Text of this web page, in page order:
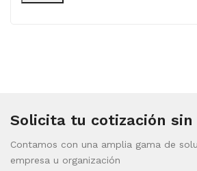
Solicita tu cotización sin
Contamos con una amplia gama de
empresa u organización